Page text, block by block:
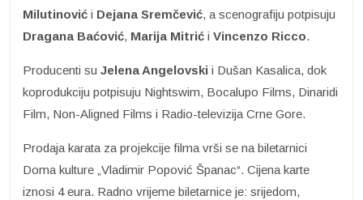
Milutinović i Dejana Sremčević, a scenografiju potpisuju
Dragana Baćović, Marija Mitrić i Vincenzo Ricco.
Producenti su Jelena Angelovski i Dušan Kasalica, dok
koprodukciju potpisuju Nightswim, Bocalupo Films, Dinaridi
Film, Non-Aligned Films i Radio-televizija Crne Gore.
Prodaja karata za projekcije filma vrši se na biletarnici
Doma kulture „Vladimir Popović Španac“. Cijena karte
iznosi 4 eura. Radno vrijeme biletarnice je: srijedom,